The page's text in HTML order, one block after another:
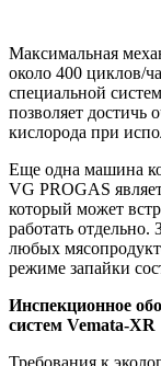
Максимальная
около 400 циклов/
специальной
позволяет достичь
кислорода при
Еще одна машина
VG PROGAS
который может
работать
любых
режиме запайки
Инспекционное
систем Vemata-XR
Требования к